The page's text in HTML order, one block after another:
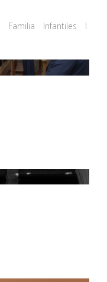
Familia Infantiles